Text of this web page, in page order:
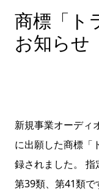
商標「ト
お知らせ
新規事業オーディ
に出願した商標「
録されました。 指
第39類、第41類で